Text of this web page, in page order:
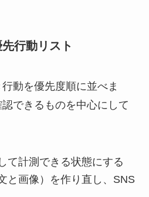
行動リスト
動を優先度順に並べま
できるものを中心にして
て計測できる状態にする
と画像）を作り直し、SNS